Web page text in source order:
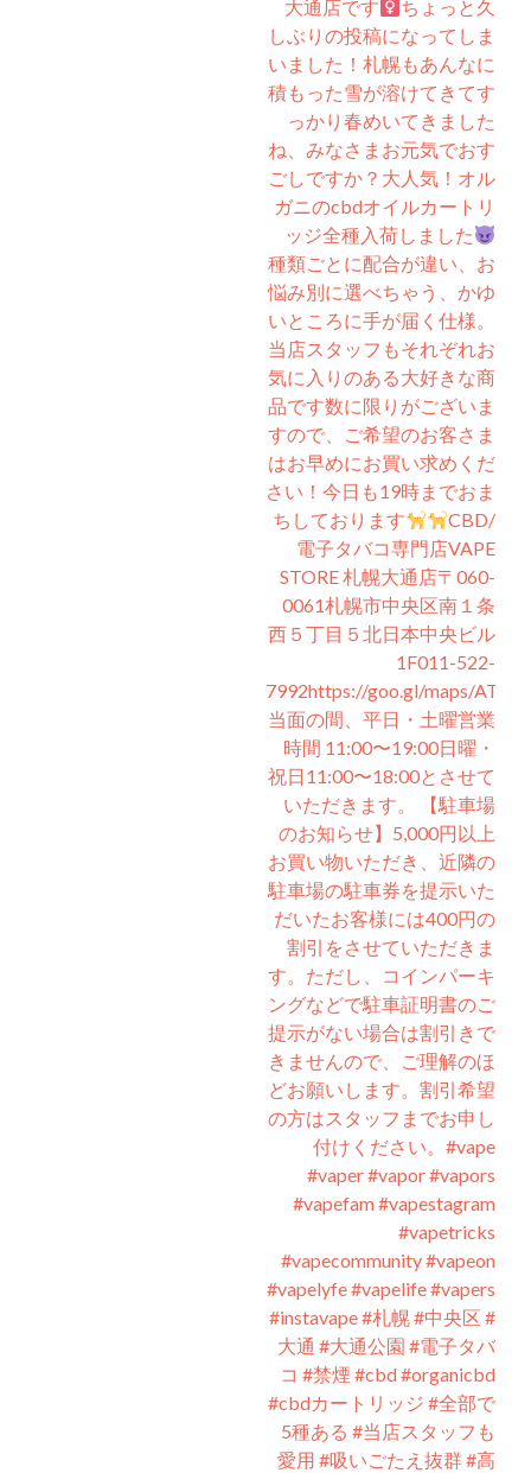
大通店です‍
ちょっと久
しぶりの投稿になってしま
いました！札幌もあんなに
積もった雪が溶けてきてす
っかり春めいてきました
ね、みなさまお元気でおす
ごしですか？大人気！オル
ガニのcbdオイルカートリ
ッジ全種入荷しました
種類ごとに配合が違い、お
悩み別に選べちゃう、かゆ
いところに手が届く仕様。
当店スタッフもそれぞれお
気に入りのある大好きな商
品です数に限りがございま
すので、ご希望のお客さま
はお早めにお買い求めくだ
さい！今日も19時までおま
ちしております
CBD/
電子タバコ専門店VAPE
STORE 札幌大通店〒060-
0061札幌市中央区南１条
西５丁目５北日本中央ビル
1F011-522-
7992https://goo.gl/maps/
当面の間、平日・土曜営業
時間 11:00〜19:00日曜・
祝日11:00〜18:00とさせて
いただきます。 【駐車場
のお知らせ】5,000円以上
お買い物いただき、近隣の
駐車場の駐車券を提示いた
だいたお客様には400円の
割引をさせていただきま
す。ただし、コインパーキ
ングなどで駐車証明書のご
提示がない場合は割引きで
きませんので、ご理解のほ
どお願いします。割引希望
の方はスタッフまでお申し
付けください。#vape
#vaper #vapor #vapors
#vapefam #vapestagram
#vapetricks
#vapecommunity #vapeon
#vapelyfe #vapelife #vapers
#instavape #札幌 #中央区 #
大通 #大通公園 #電子タバ
コ #禁煙 #cbd #organicbd
#cbdカートリッジ #全部で
5種ある #当店スタッフも
愛用 #吸いごたえ抜群 #高